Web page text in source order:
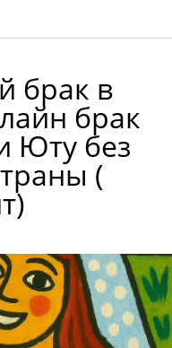
брак в
брак
Юту без
(